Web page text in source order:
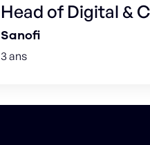
Head of Digital &
Sanofi
3 ans